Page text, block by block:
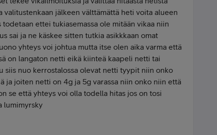
jälkeen välttämättä heti voita alueen
ettei tukiasemassa ole mitään vikaa niin
sai ja ne käskee sitten tutkia asikkkaan omat
yhteys voi johtua mutta itse olen aika varma että
on langaton netti eikä kiinteä kaapeli netti tai
siis nuo kerrostalossa olevat netti tyypit niin onko
ja joiten netti on 4g ja 5g varassa niin onko niin että
se että yhteys voi olla todella hitas jos on tosi
lumimyrsky